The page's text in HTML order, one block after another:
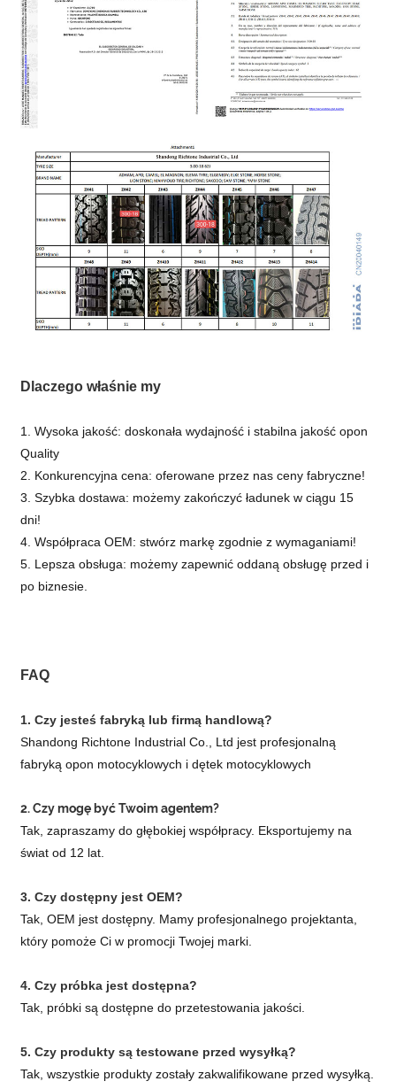
Dlaczego właśnie my
1. Wysoka jakość: doskonała wydajność i stabilna jakość opon
Quality
2. Konkurencyjna cena: oferowane przez nas ceny fabryczne!
3. Szybka dostawa: możemy zakończyć ładunek w ciągu 15
dni!
4. Współpraca OEM: stwórz markę zgodnie z wymaganiami!
5. Lepsza obsługa: możemy zapewnić oddaną obsługę przed i
po biznesie.
FAQ
1. Czy jesteś fabryką lub firmą handlową?
Shandong Richtone Industrial Co., Ltd jest profesjonalną
fabryką opon motocyklowych i dętek motocyklowych
2. Czy mogę być Twoim agentem?
Tak, zapraszamy do głębokiej współpracy. Eksportujemy na
świat od 12 lat.
3. Czy dostępny jest OEM?
Tak, OEM jest dostępny. Mamy profesjonalnego projektanta,
który pomoże Ci w promocji Twojej marki.
4. Czy próbka jest dostępna?
Tak, próbki są dostępne do przetestowania jakości.
5. Czy produkty są testowane przed wysyłką?
Tak, wszystkie produkty zostały zakwalifikowane przed wysyłką.